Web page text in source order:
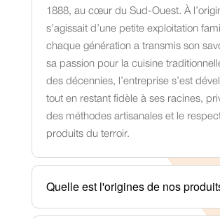
1888, au cœur du Sud-Ouest. À
s’agissait d’une petite exploitation
chaque génération a transmis son
sa passion pour la cuisine
des décennies, l’entreprise s’est
tout en restant fidèle à ses racines,
des méthodes artisanales et le
produits du terroir.
Quelle est l'origines de nos